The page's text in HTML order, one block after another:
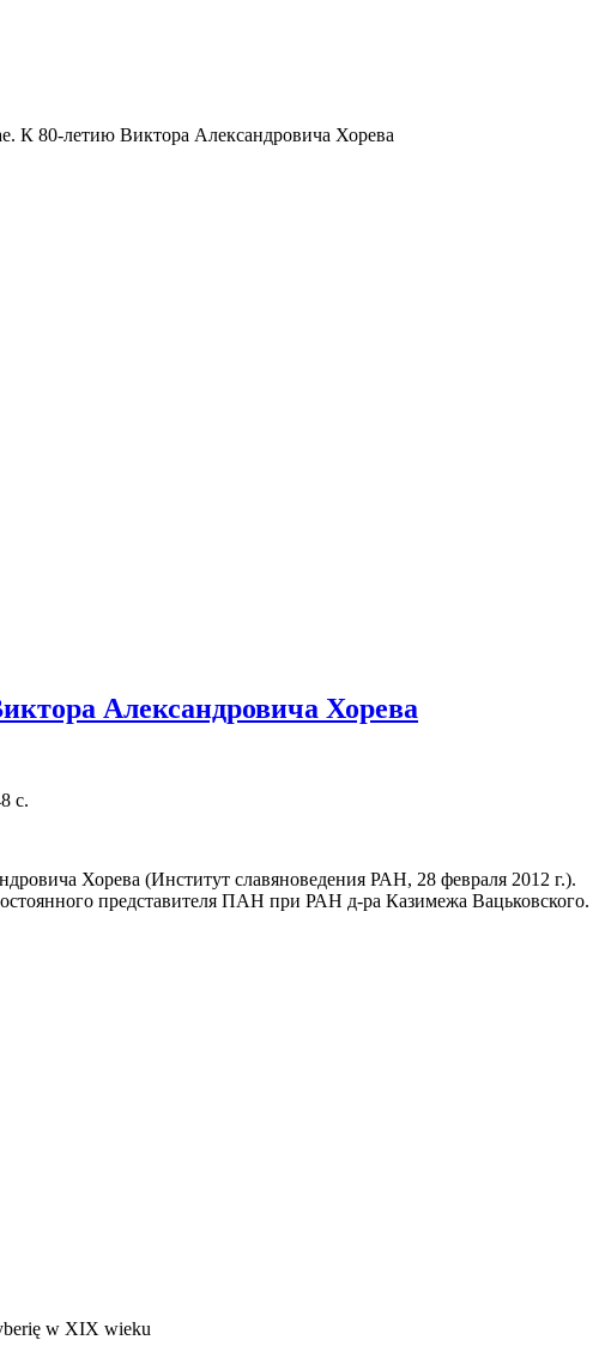
К 80-летию Виктора Александровича Хорева
Александровича Хорева
с.
Хорева (Институт славяноведения РАН, 28 февраля 2012 г.).
представителя ПАН при РАН д-ра Казимежа Вацьковского.
w XIX wieku